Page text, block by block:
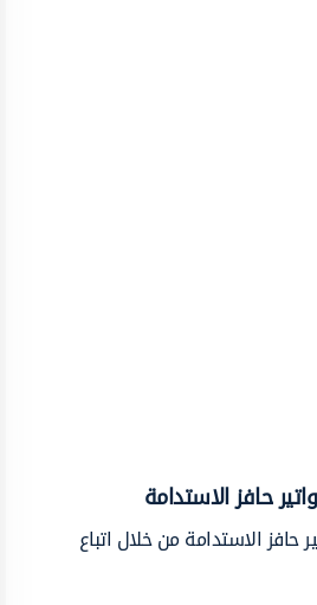
حافز الاستدامة
الاستدامة من خلال اتباع